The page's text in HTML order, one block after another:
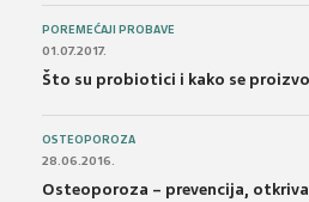
POREMEĆAJI PROBAVE
01.07.2017.
Što su probiotici i kako se
OSTEOPOROZA
28.06.2016.
Osteoporoza – prevencija,